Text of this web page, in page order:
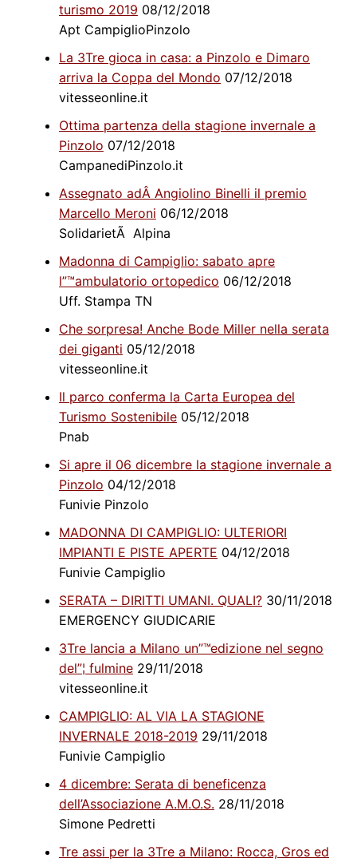
turismo 2019 08/12/2018
Apt CampiglioPinzolo
La 3Tre gioca in casa: a Pinzolo e Dimaro
arriva la Coppa del Mondo 07/12/2018
vitesseonline.it
Ottima partenza della stagione invernale a
Pinzolo 07/12/2018
CampanediPinzolo.it
Assegnato adÂ Angiolino Binelli il premio
Marcello Meroni 06/12/2018
SolidarietÃ Alpina
Madonna di Campiglio: sabato apre
l”™ambulatorio ortopedico 06/12/2018
Uff. Stampa TN
Che sorpresa! Anche Bode Miller nella serata
dei giganti 05/12/2018
vitesseonline.it
Il parco conferma la Carta Europea del
Turismo Sostenibile05/12/2018
Pnab
Si apre il 06 dicembre la stagione invernale a
Pinzolo 04/12/2018
Funivie Pinzolo
MADONNA DI CAMPIGLIO: ULTERIORI
IMPIANTI E PISTE APERTE 04/12/2018
Funivie Campiglio
SERATA – DIRITTI UMANI. QUALI?30/11/2018
EMERGENCY GIUDICARIE
3Tre lancia a Milano un”™edizione nel segno
del”¦ fulmine29/11/2018
vitesseonline.it
CAMPIGLIO: AL VIA LA STAGIONE
INVERNALE 2018-2019 29/11/2018
Funivie Campiglio
4 dicembre: Serata di beneficenza
dell’Associazione A.M.O.S. 28/11/2018
Simone Pedretti
Tre assi per la 3Tre a Milano: Rocca, Gros ed